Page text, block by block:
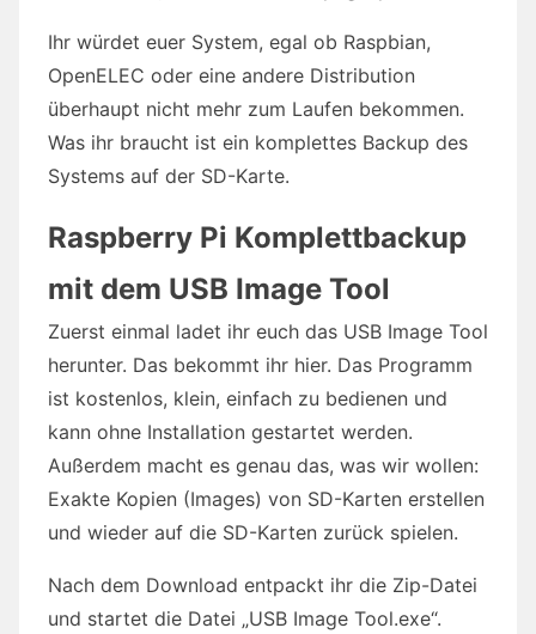
Ihr würdet euer System, egal ob Raspbian,
OpenELEC oder eine andere Distribution
überhaupt nicht mehr zum Laufen bekommen.
Was ihr braucht ist ein komplettes Backup des
Systems auf der SD-Karte.
Raspberry Pi Komplettbackup
mit dem USB Image Tool
Zuerst einmal ladet ihr euch das USB Image Tool
herunter. Das bekommt ihr hier. Das Programm
ist kostenlos, klein, einfach zu bedienen und
kann ohne Installation gestartet werden.
Außerdem macht es genau das, was wir wollen:
Exakte Kopien (Images) von SD-Karten erstellen
und wieder auf die SD-Karten zurück spielen.
Nach dem Download entpackt ihr die Zip-Datei
und startet die Datei „USB Image Tool.exe“.